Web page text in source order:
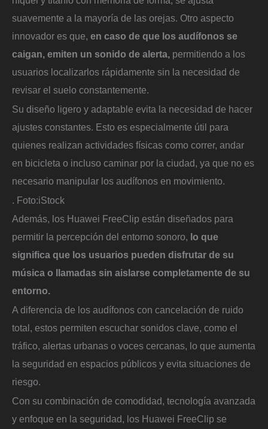
suavemente a la mayoría de las orejas. Otro aspecto
innovador es que, en caso de que los audífonos se
caigan, emiten un sonido de alerta, permitiendo a los
usuarios localizarlos rápidamente sin la necesidad de
revisar el suelo constantemente.
Su diseño ligero y adaptable evita la necesidad de hacer
ajustes constantes. Esto es especialmente útil para
quienes realizan actividades físicas como correr, andar
en bicicleta o incluso caminar por la ciudad, ya que no es
necesario manipular los audífonos en movimiento.
Foto:iStock
Además, los Huawei FreeClip están diseñados para
permitir la percepción del entorno sonoro, lo que
significa que los usuarios pueden disfrutar de su
música o llamadas sin aislarse completamente de su
entorno.
A diferencia de los audífonos con cancelación de ruido
total, estos permiten escuchar sonidos clave, como el
tráfico, alertas urbanas o voces cercanas, lo que aumenta
la seguridad en espacios públicos y evita situaciones de
riesgo.
Con su combinación de comodidad, tecnología avanzada
y enfoque en la seguridad, los Huawei FreeClip se